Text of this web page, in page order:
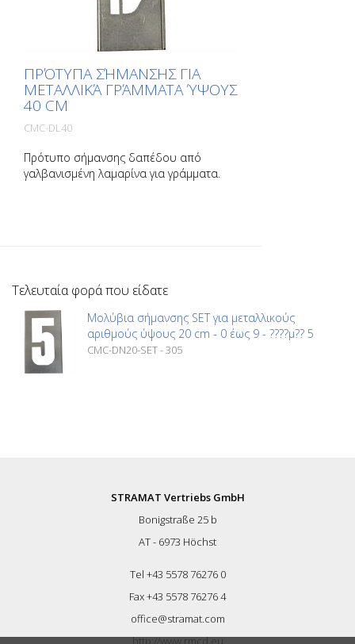
ΠΡΌΤΥΠΑ ΣΉΜΑΝΣΗΣ ΓΙΑ
ΜΕΤΑΛΛΙΚΆ ΓΡΆΜΜΑΤΑ ΎΨΟΥΣ
40 CM
CMC-DL40
Πρότυπο σήμανσης δαπέδου από
γαλβανισμένη λαμαρίνα για γράμματα.
Τελευταία φορά που είδατε
Μολύβια σήμανσης SET για μεταλλικούς
αριθμούς ύψους 20 cm - 0 έως 9 - ????µ?? 5
CMC-DN20-SET - 305
STRAMAT Vertriebs GmbH
Bonigstraße 25 b
AT - 6973 Höchst
Tel +43 5578 76276 0
Fax +43 5578 76276 4
office@stramat.com
http://www.rmcd.eu